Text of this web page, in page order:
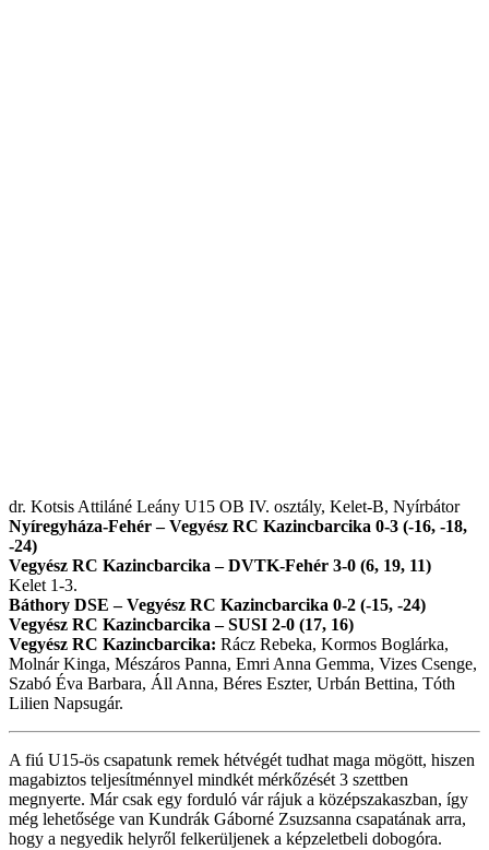
dr. Kotsis Attiláné Leány U15 OB IV. osztály, Kelet-B, Nyírbátor
Nyíregyháza-Fehér – Vegyész RC Kazincbarcika 0-3 (-16, -18,
-24)
Vegyész RC Kazincbarcika – DVTK-Fehér 3-0 (6, 19, 11)
Kelet 1-3.
Báthory DSE – Vegyész RC Kazincbarcika 0-2 (-15, -24)
Vegyész RC Kazincbarcika – SUSI 2-0 (17, 16)
Vegyész RC Kazincbarcika: Rácz Rebeka, Kormos Boglárka,
Molnár Kinga, Mészáros Panna, Emri Anna Gemma, Vizes Csenge,
Szabó Éva Barbara, Áll Anna, Béres Eszter, Urbán Bettina, Tóth
Lilien Napsugár.
A fiú U15-ös csapatunk remek hétvégét tudhat maga mögött, hiszen
magabiztos teljesítménnyel mindkét mérkőzését 3 szettben
megnyerte. Már csak egy forduló vár rájuk a középszakaszban, így
még lehetősége van Kundrák Gáborné Zsuzsanna csapatának arra,
hogy a negyedik helyről felkerüljenek a képzeletbeli dobogóra.